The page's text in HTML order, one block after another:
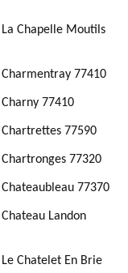
Chapelle Moutils
77410
77410
77590
77320
77370
Landon
Chatelet En Brie